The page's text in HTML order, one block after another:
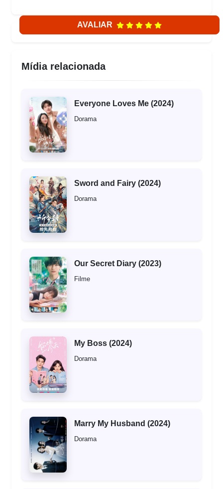
AVALIAR
Mídia relacionada
Everyone Loves Me (2024)
Dorama
Sword and Fairy (2024)
Dorama
Our Secret Diary (2023)
Filme
My Boss (2024)
Dorama
Marry My Husband (2024)
Dorama